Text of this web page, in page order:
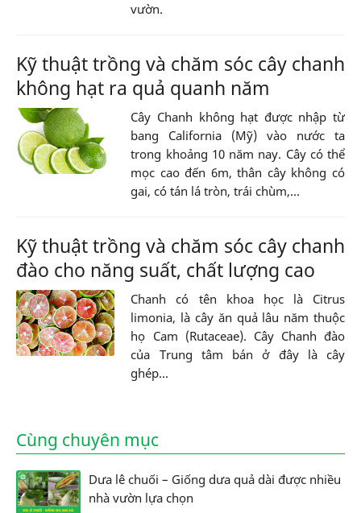
vườn.
Kỹ thuật trồng và chăm sóc cây chanh
không hạt ra quả quanh năm
Cây Chanh không hạt được nhập từ
bang California (Mỹ) vào nước ta
trong khoảng 10 năm nay. Cây có thể
mọc cao đến 6m, thân cây không có
gai, có tán lá tròn, trái chùm,...
Kỹ thuật trồng và chăm sóc cây chanh
đào cho năng suất, chất lượng cao
Chanh có tên khoa học là Citrus
limonia, là cây ăn quả lâu năm thuộc
họ Cam (Rutaceae). Cây Chanh đào
của Trung tâm bán ở đây là cây
ghép...
Cùng chuyên mục
Dưa lê chuối – Giống dưa quả dài được nhiều
nhà vườn lựa chọn